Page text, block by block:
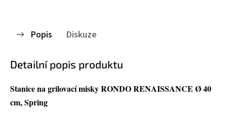
Popis Diskuze
Detailní popis produktu
Stanice na grilovací misky RONDO RENAISSANCE Ø 40
cm, Spring